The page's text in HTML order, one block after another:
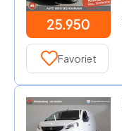
25.950
Favoriet